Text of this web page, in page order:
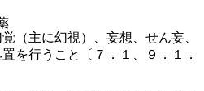
（主に幻視）、妄想、せん妄、
を行うこと〔７．１、９．１．